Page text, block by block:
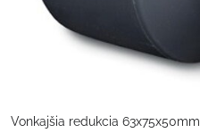
Vonkajšia redukcia 63x75x50mm